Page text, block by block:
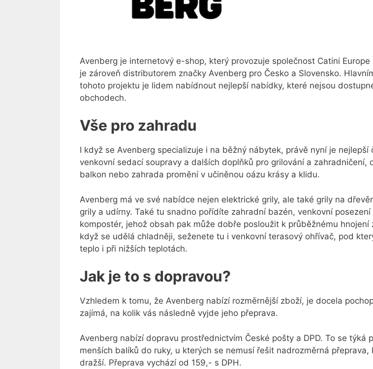
Avenberg je internetový e-shop, který provozuje společnost Catini Europe
je zároveň distributorem značky Avenberg pro Česko a Slovensko.
tohoto projektu je lidem nabídnout nejlepší nabídky, které nejsou
obchodech.
Vše pro zahradu
I když se Avenberg specializuje i na běžný nábytek, právě nyní je nejlepší
venkovní sedací soupravy a dalších doplňků pro grilování a zahradničení,
balkon nebo zahrada promění v učiněnou oázu krásy a klidu.
Avenberg má ve své nabídce nejen elektrické grily, ale také grily na
grily a udírny. Také tu snadno pořídíte zahradní bazén, venkovní posezení
kompostér, jehož obsah pak může dobře posloužit k průběžnému hnojení
když se udělá chladněji, seženete tu i venkovní terasový ohřívač, pod
teplo i při nižších teplotách.
Jak je to s dopravou?
Vzhledem k tomu, že Avenberg nabízí rozměrnější zboží, je docela
zajímá, na kolik vás následně vyjde jeho přeprava.
Avenberg nabízí dopravu prostřednictvím České pošty a DPD. To se týká
menších balíků do ruky, u kterých se nemusí řešit nadrozměrná přeprava,
dražší. Přeprava vychází od 159,- s DPH.